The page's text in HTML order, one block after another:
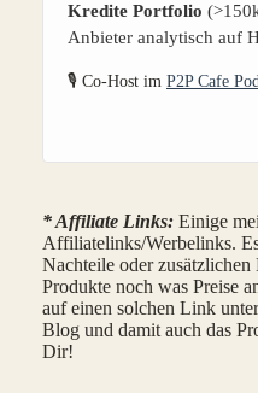
Kredite Portfolio
Anbieter analytisch auf
🎙️ Co-Host im P2P Cafe
* Affiliate Links: Einige
Affiliatelinks/Werbelinks.
Nachteile oder
Produkte noch was Preise
auf einen solchen Link
Blog und damit auch das
Dir!